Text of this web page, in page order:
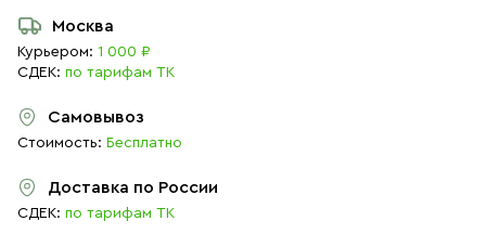
Москва
Курьером: 1 000 ₽
СДЕК: по тарифам ТК
Самовывоз
Стоимость: Бесплатно
Доставка по России
СДЕК: по тарифам ТК